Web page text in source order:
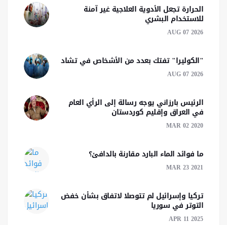
الحرارة تجعل الأدوية العلاجية غير آمنة
للاستخدام البشري
AUG 07 2026
"الكوليرا" تفتك بعدد من الأشخاص في تشاد
AUG 07 2026
الرئیس بارزاني يوجه رسالة إلى الرأي العام
في العراق وإقليم كوردستان
MAR 02 2020
ما فوائد الماء البارد مقارنة بالدافئ؟
MAR 23 2021
تركيا وإسرائيل لم تتوصلا لاتفاق بشأن خفض
التوتر في سوريا
APR 11 2025